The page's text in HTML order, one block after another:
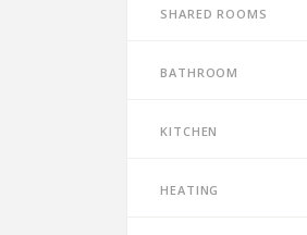
Shared rooms
Bathroom
Kitchen
Heating